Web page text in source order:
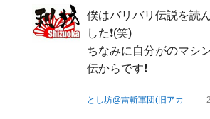
僕はバリバリ伝説を読
した❗(笑)
ちなみに自分がのマシ
伝からです❗
とし坊@雷斬軍団(旧アカ